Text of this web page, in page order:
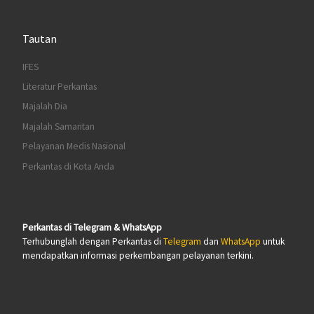
Tautan
IFES
Literatur Perkantas
Majalah Dia
Majalah Samaritan
Pelayanan Medis Nasional
Perkantas di Kota Anda
Perkantas di Telegram & WhatsApp
Terhubunglah dengan Perkantas di Telegram dan WhatsApp untuk
mendapatkan informasi perkembangan pelayanan terkini.